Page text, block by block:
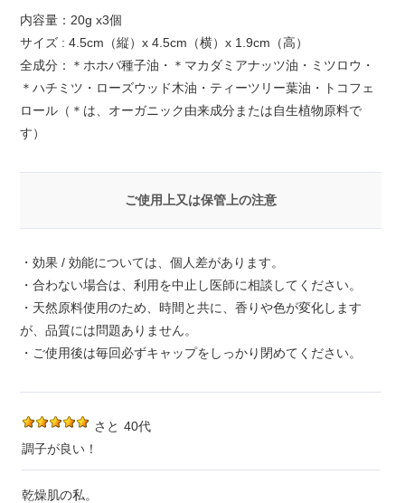
内容量：20g x3個
サイズ : 4.5cm（縦）x 4.5cm（横）x 1.9cm（高）
全成分：＊ホホバ種子油・＊マカダミアナッツ油・ミツロウ・
＊ハチミツ・ローズウッド木油・ティーツリー葉油・トコフェ
ロール（＊は、オーガニック由来成分または自生植物原料で
す）
ご使用上又は保管上の注意
・効果 / 効能については、個人差があります。
・合わない場合は、利用を中止し医師に相談してください。
・天然原料使用のため、時間と共に、香りや色が変化します
が、品質には問題ありません。
・ご使用後は毎回必ずキャップをしっかり閉めてください。
さと 40代
調子が良い！
乾燥肌の私。